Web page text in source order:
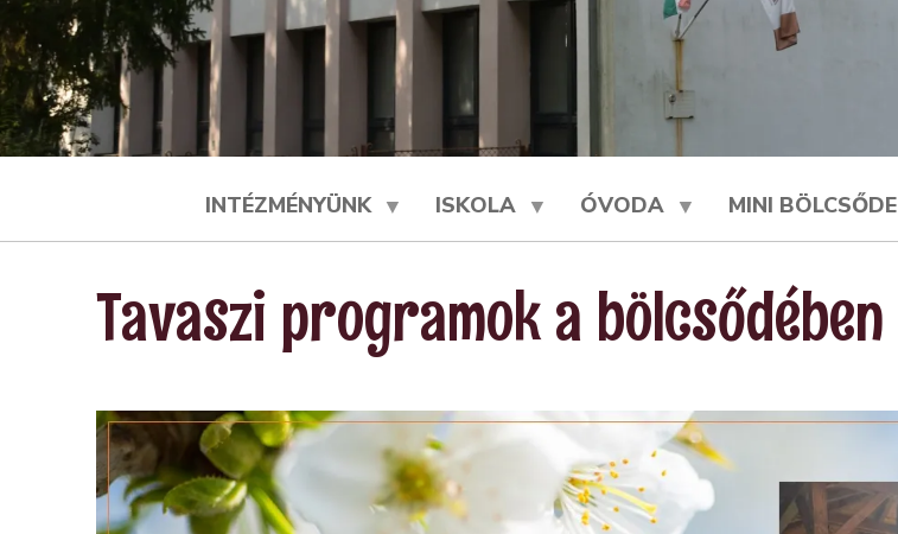
INTÉZMÉNYÜNK ISKOLA ÓVODA MINI BÖLCSŐDE
Tavaszi programok a bölcsődében
Kép